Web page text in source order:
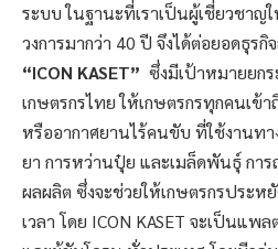
ระบบ ในฐานะที่เราเป็นผู้เชี่ยวชาญ
วงการมากว่า 40 ปี จึงได้ต่อยอดธุ
“ICON KASET” ซึ่งมีเป้าหมายยก
เกษตรกรไทย ให้เกษตรกรทุกคนเข้า
หรืออากาศยานไร้คนขับ ที่ใช้งานท
ยา การหว่านปุ๋ย และเมล็ดพันธุ์ กา
ผลผลิต ซึ่งจะช่วยให้เกษตรกรประ
เวลา โดย ICON KASET จะเป็นแพ